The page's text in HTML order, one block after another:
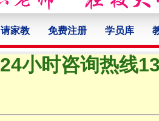
请家教 免费注册 学员库
24小时咨询热线